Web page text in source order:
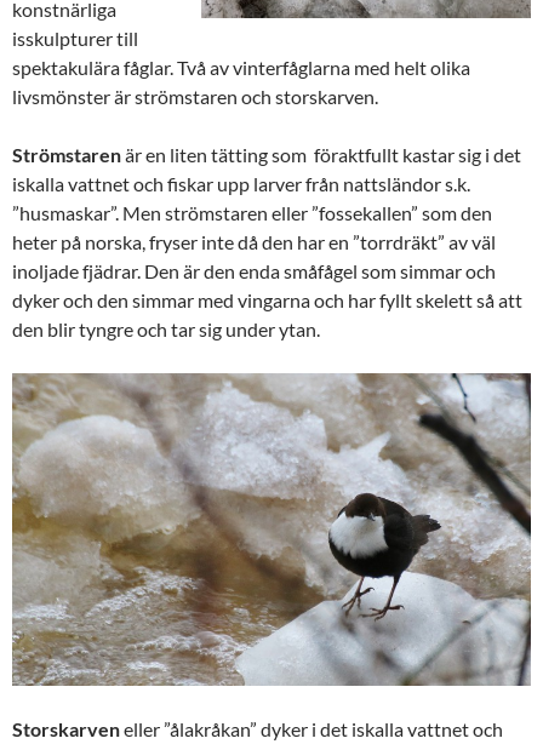
konstnärliga
isskulpturer till
spektakulära fåglar. Två av vinterfåglarna med helt olika
livsmönster är strömstaren och storskarven.
Strömstarenär en liten tätting som föraktfullt kastar sig i det
iskalla vattnet och fiskar upp larver från nattsländor s.k.
”husmaskar”. Men strömstaren eller ”fossekallen” som den
heter på norska, fryser inte då den har en ”torrdräkt” av väl
inoljade fjädrar. Den är den enda småfågel som simmar och
dyker och den simmar med vingarna och har fyllt skelett så att
den blir tyngre och tar sig under ytan.
Storskarveneller ”ålakråkan” dyker i det iskalla vattnet och